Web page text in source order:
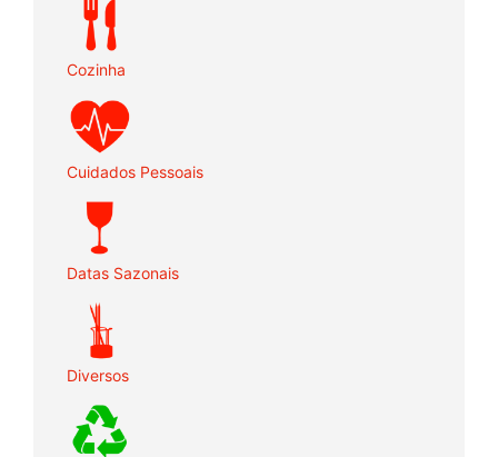
Cozinha
Cuidados Pessoais
Datas Sazonais
Diversos